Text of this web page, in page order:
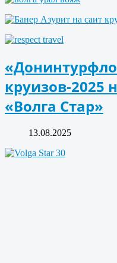
круизов-2025
«Волга Стар»
13.08.2025